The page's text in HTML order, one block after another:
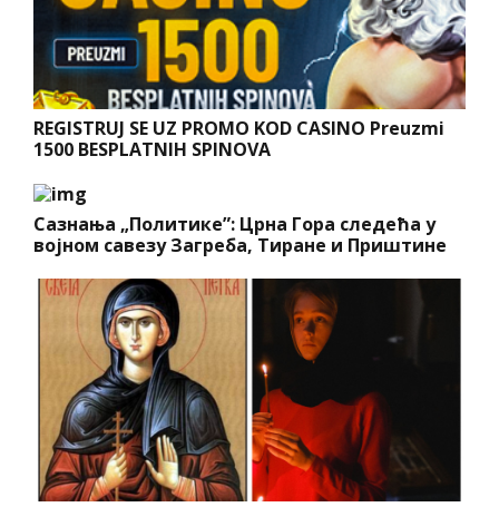
REGISTRUJ SE UZ PROMO KOD CASINO Preuzmi
1500 BESPLATNIH SPINOVA
Сазнања „Политике”: Црна Гора следећа у
војном савезу Загреба, Тиране и Приштине